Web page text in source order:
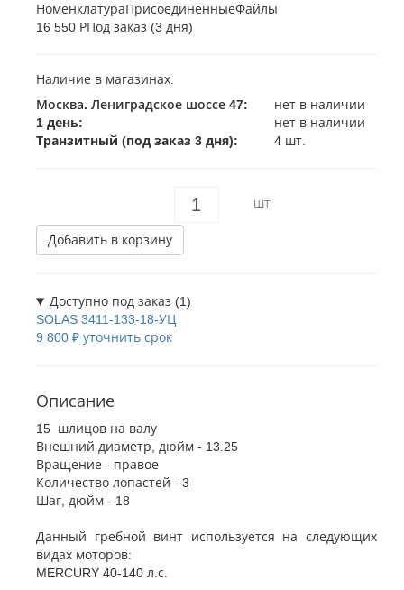
16 550 РПод заказ (3 дня)
Наличие в магазинах:
Москва. Лениградское шоссе 47:
нет в наличии
1 день:
нет в наличии
Транзитный (под заказ 3 дня):
4 шт.
ШТ
Добавить в корзину
Доступно под заказ (1)
SOLAS 3411-133-18-УЦ
9 800 ₽ уточнить срок
Описание
15 шлицов на валу
Внешний диаметр, дюйм - 13.25
Вращение - правое
Количество лопастей - 3
Шаг, дюйм - 18
Данный гребной винт используется на следующих
видах моторов:
MERCURY 40-140 л.с.